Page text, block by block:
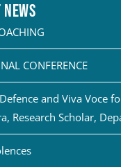
CONFERENCE
and Viva Voce
Research Scholar,